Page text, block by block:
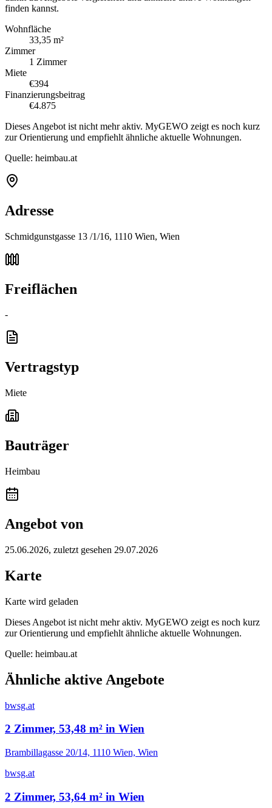
finden kannst.
Wohnfläche
33,35 m²
Zimmer
1 Zimmer
Miete
€394
Finanzierungsbeitrag
€4.875
Dieses Angebot ist nicht mehr aktiv. MyGEWO zeigt es noch kurz
zur Orientierung und empfiehlt ähnliche aktuelle Wohnungen.
Quelle: heimbau.at
Adresse
Schmidgunstgasse 13 /1/16, 1110 Wien, Wien
Freiflächen
-
Vertragstyp
Miete
Bauträger
Heimbau
Angebot von
25.06.2026, zuletzt gesehen 29.07.2026
Karte
Karte wird geladen
Dieses Angebot ist nicht mehr aktiv. MyGEWO zeigt es noch kurz
zur Orientierung und empfiehlt ähnliche aktuelle Wohnungen.
Quelle: heimbau.at
Ähnliche aktive Angebote
bwsg.at
2 Zimmer, 53,48 m² in Wien
Brambillagasse 20/14, 1110 Wien, Wien
bwsg.at
2 Zimmer, 53,64 m² in Wien